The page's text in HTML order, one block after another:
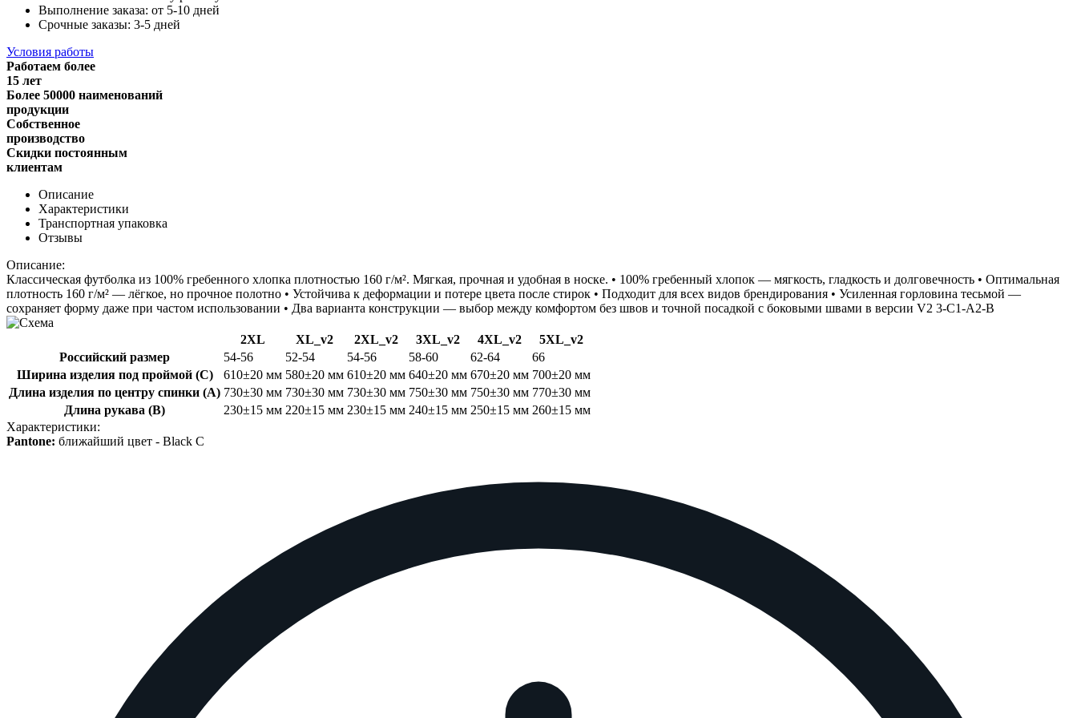
Выполнение заказа: от 5-10 дней
Срочные заказы: 3-5 дней
Условия работы
Работаем более
15 лет
Более 50000 наименований
продукции
Собственное
производство
Скидки постоянным
клиентам
Описание
Характеристики
Транспортная упаковка
Отзывы
Описание:
Классическая футболка из 100% гребенного хлопка плотностью 160 г/м². Мягкая, прочная и удобная в носке. • 100% гребенный хлопок — мягкость, гладкость и долговечность • Оптимальная
плотность 160 г/м² — лёгкое, но прочное полотно • Устойчива к деформации и потере цвета после стирок • Подходит для всех видов брендирования • Усиленная горловина тесьмой —
сохраняет форму даже при частом использовании • Два варианта конструкции — выбор между комфортом без швов и точной посадкой с боковыми швами в версии V2 3-C1-A2-B
2XL XL_v2 2XL_v2 3XL_v2 4XL_v2
5XL_v2
Российский размер
54-56 52-54 54-56 58-60 62-64
66
Ширина изделия под проймой (С)
610±20 мм 580±20 мм 610±20 мм 640±20 мм 670±20 мм 700±20 мм
Длина изделия по центру спинки (A) 730±30 мм 730±30 мм 730±30 мм 750±30 мм 750±30 мм 770±30 мм
Длина рукава (B)
230±15 мм 220±15 мм 230±15 мм 240±15 мм 250±15 мм 260±15 мм
Характеристики:
Pantone: ближайший цвет - Black C